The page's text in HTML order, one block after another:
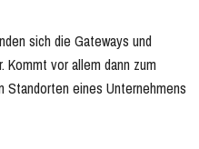
sich die Gateways und
Kommt vor allem dann zum
Standorten eines Unternehmens